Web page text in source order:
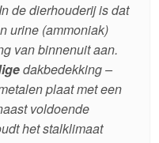
de dierhouderij is dat
urine (ammoniak)
van binnenuit aan.
dakbedekking –
plaat met een
voldoende
het stalklimaat